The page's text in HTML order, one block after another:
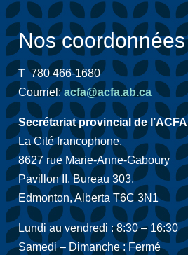
Nos coordonnées
T 780 466-1680
Courriel:acfa@acfa.ab.ca
Secrétariat provincial de l’ACFA
La Cité francophone,
8627 rue Marie-Anne-Gaboury
Pavillon II, Bureau 303,
Edmonton, Alberta T6C 3N1
Lundi au vendredi : 8:30 – 16:30
Samedi – Dimanche : Fermé